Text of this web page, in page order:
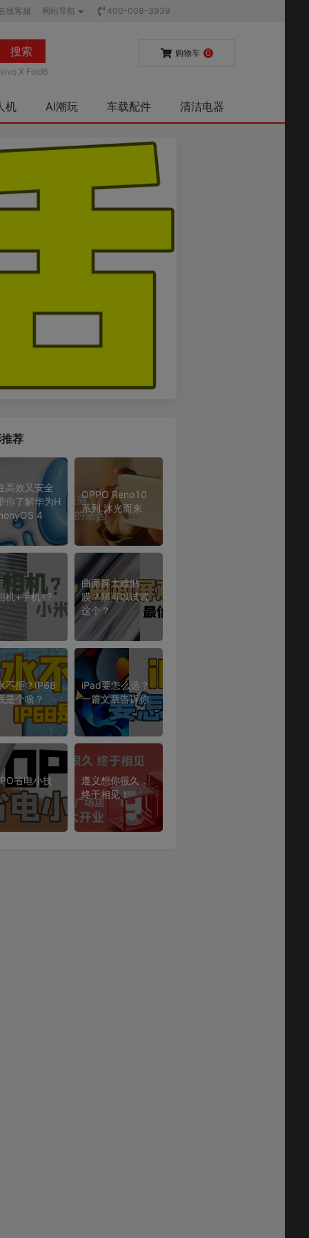
线客服 网站导航 400-008-3939
搜索
vivo X Fold6
购物车 0
机 AI潮玩 车载配件 清洁电器
荐
高效又安全
你了解华为H
4
OPPO Reno10
系列 沐光而来
机+手机=?
曲面屏太难贴
膜？那可以试试
这个？
不拒？IP68
是个啥？
iPad要怎么选？
一篇文章告诉你
省电小技
遵义想你很久，
终于相见！